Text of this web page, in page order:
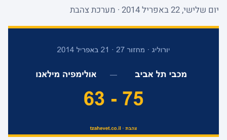
יום שלישי, 22 באפריל 2014 · מערכת צהבת